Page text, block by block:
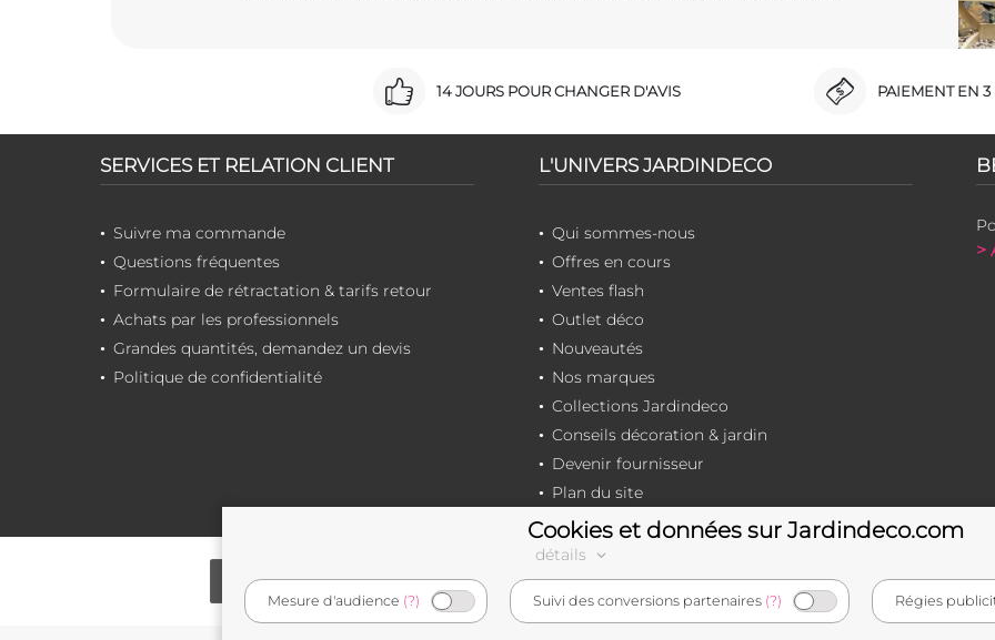
14 JOURS POUR CHANGER D'AVIS PAIEMENT EN 3
SERVICES ET RELATION CLIENT
Suivre ma commande
Questions fréquentes
Formulaire de rétractation & tarifs retour
Achats par les professionnels
Grandes quantités, demandez un devis
Politique de confidentialité
L'UNIVERS JARDINDECO
Qui sommes-nous
Offres en cours
Ventes flash
Outlet déco
Nouveautés
Nos marques
Collections Jardindeco
Conseils décoration & jardin
Devenir fournisseur
Plan du site
>
e-commerçant français
Cookies et données sur Jardindeco.com
détails
Mesure d'audience (?) Suivi des conversions partenaires (?) Régies